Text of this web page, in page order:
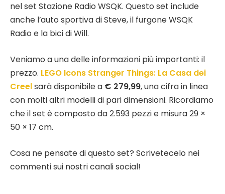
nel set Stazione Radio WSQK. Questo set include
anche l’auto sportiva di Steve, il furgone WSQK
Radio e la bici di Will.
Veniamo a una delle informazioni più importanti: il
prezzo. LEGO Icons Stranger Things: La Casa dei
Creelsarà disponibile a € 279,99, una cifra in linea
con molti altri modelli di pari dimensioni. Ricordiamo
che il set è composto da 2.593 pezzi e misura 29 ×
50 × 17 cm.
Cosa ne pensate di questo set? Scrivetecelo nei
commenti sui nostri canali social!